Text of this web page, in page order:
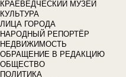
КРАЕВЕДЧЕСКИЙ МУЗЕЙ
КУЛЬТУРА
ЛИЦА ГОРОДА
НАРОДНЫЙ РЕПОРТЁР
НЕДВИЖИМОСТЬ
ОБРАЩЕНИЕ В РЕДАКЦИЮ
ОБЩЕСТВО
ПОЛИТИКА